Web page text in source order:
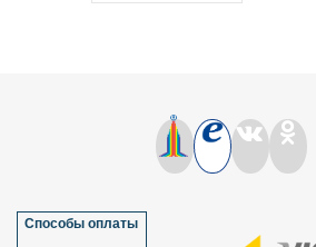
Способы оплаты